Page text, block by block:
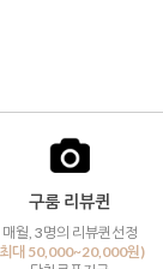
구룸 리뷰퀸
매월, 3명의 리뷰퀸선정
대 50,000~20,000원)